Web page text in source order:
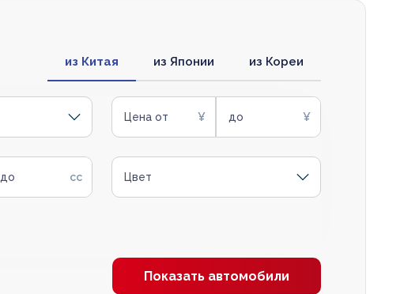
из Китая из Японии из Кореи
Цена от до
до Цвет
Показать автомобили